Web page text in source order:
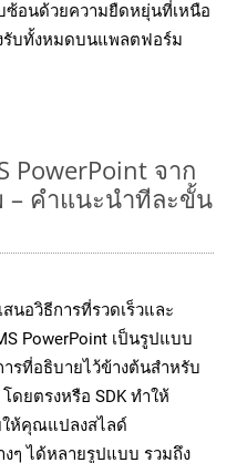
อนด้วยความยืดหยุ่นที่เหนือ
รับทั้งหมดบนแพลตฟอร์ม
PowerPoint จาก
– คำแนะนำทีละขั้น
สนอวิธีการที่รวดเร็วและ
PowerPoint เป็นรูปแบบ
รที่อธิบายไว้ข้างต้นสำหรับ
โดยตรงหรือ SDK ทำให้
ให้คุณแปลงสไลด์
ๆ ได้หลายรูปแบบ รวมถึง